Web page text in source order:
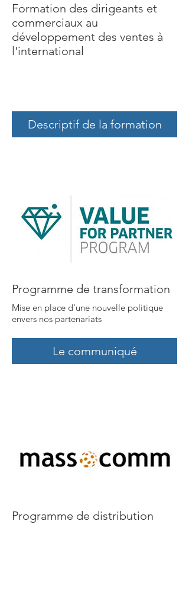
​Formation des dirigeants et
commerciaux au
développement des ventes à
l'international
Descriptif de la formation
Programme de transformation
Mise en place d'une nouvelle politique
envers nos partenariats
Le communiqué
Programme de distribution